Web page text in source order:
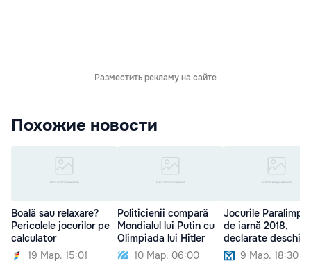
Разместить рекламу на сайте
Похожие новости
Boală sau relaxare?
Pericolele jocurilor pe
calculator
19 Мар. 15:01
Politicienii compară
Mondialul lui Putin cu
Olimpiada lui Hitler
10 Мар. 06:00
Jocurile
de iarnă 2018,
declarate deschise
9 Мар. 18:30